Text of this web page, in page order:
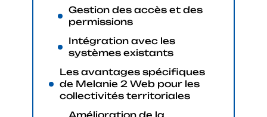
Gestion des accès et des
permissions
Intégration avec les
systèmes existants
Les avantages spécifiques
de Melanie 2 Web pour les
collectivités territoriales
Amélioration de la